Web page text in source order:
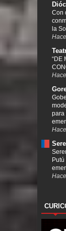
Con
la
“DE
para